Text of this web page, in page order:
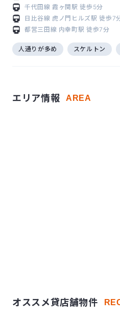
千代田線 霞ヶ関駅徒歩5分
日比谷線 虎ノ門ヒルズ駅徒歩7
都営三田線 内幸町駅徒歩7分
人通りが多め スケルトン
エリア情報 AREA
オススメ貸店舗物件